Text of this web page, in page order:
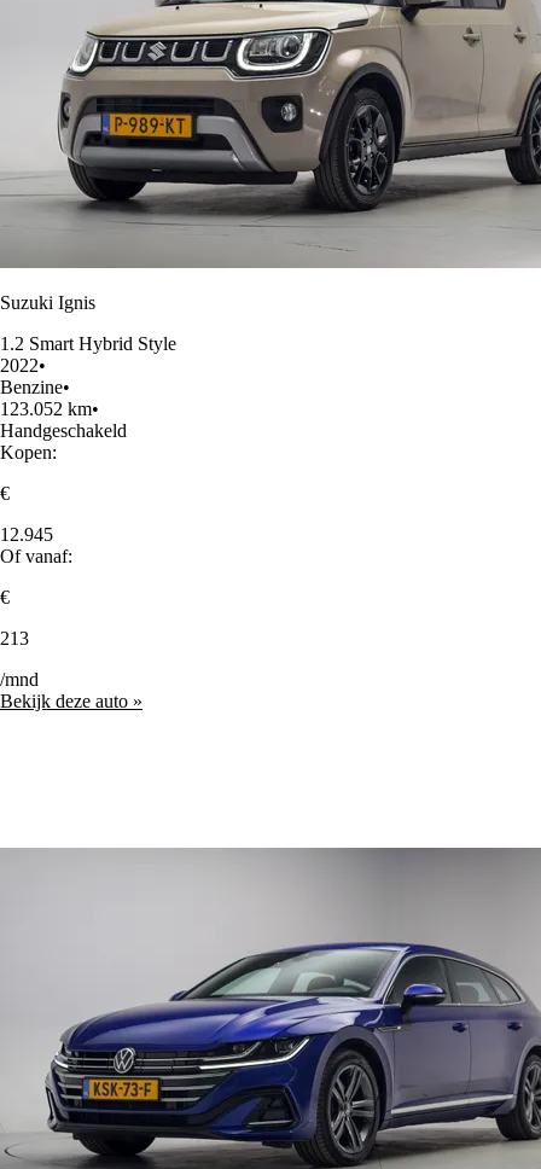
Suzuki Ignis
1.2 Smart Hybrid Style
2022•
Benzine•
123.052 km•
Handgeschakeld
Kopen:
€
12.945
Of vanaf:
€
213
/mnd
Bekijk deze auto »